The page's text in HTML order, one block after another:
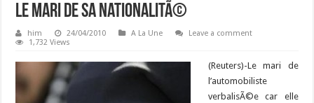
le mari de sa nationalitÃ©
him 24/04/2010 A La Une
Leave a comment
1,732 Views
(Reuters)-Le mari de
l’automobiliste
verbalisÃ©e car elle